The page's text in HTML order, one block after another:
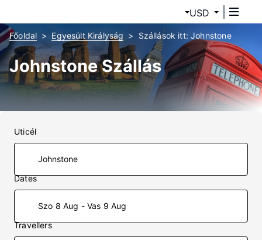
USD
Főoldal Egyesült Királyság Szállások itt: Johnstone
Johnstone Szállás
Uticél
Dates
Szo 8 Aug - Vas 9 Aug
Travellers